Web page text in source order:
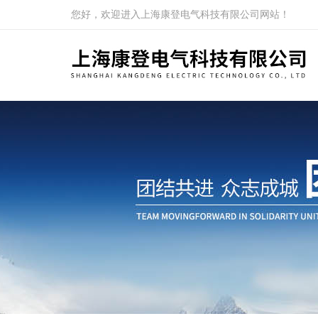
您好，欢迎进入上海康登电气科技有限公司网站！